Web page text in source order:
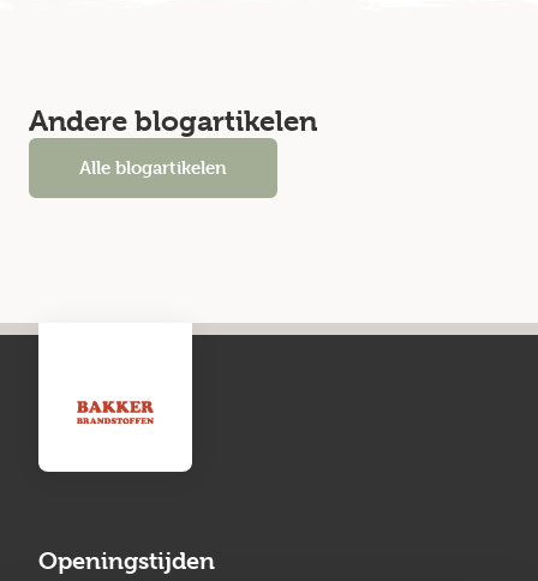
Andere blogartikelen
Alle blogartikelen
Openingstijden